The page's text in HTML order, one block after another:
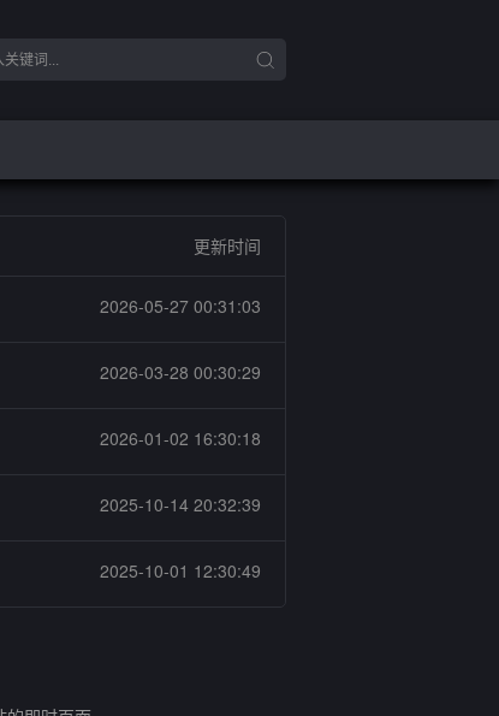
更新时间
2026-05-27 00:31:03
2026-03-28 00:30:29
2026-01-02 16:30:18
2025-10-14 20:32:39
2025-10-01 12:30:49